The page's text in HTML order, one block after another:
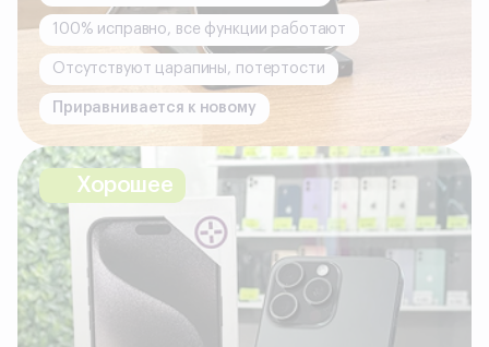
100% исправно, все функции работают
Отсутствуют царапины, потертости
Приравнивается к новому
Хорошее